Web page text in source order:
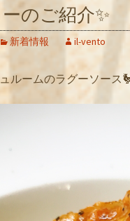
のご紹介✨
新着情報 il-vento
ルームのラグーソース